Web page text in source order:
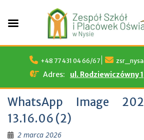
Skip
+48 77 431 04 66/67
Adres: ul. Rodziewiczówny
WhatsApp Image
13.16.06 (2)
2 marca 2026